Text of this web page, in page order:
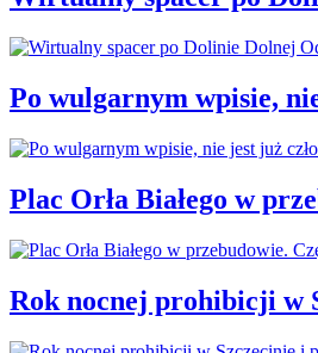
Po wulgarnym wpisie,
Plac Orła Białego w
Rok nocnej prohibicji w